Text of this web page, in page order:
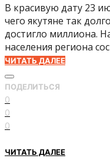
В красивую дату 23
чего якутяне так
достигло миллиона.
населения региона
ЧИТАТЬ ДАЛЕЕ
ПОДЕЛИТЬСЯ
0
0
0
ЧИТАТЬ ДАЛЕЕ